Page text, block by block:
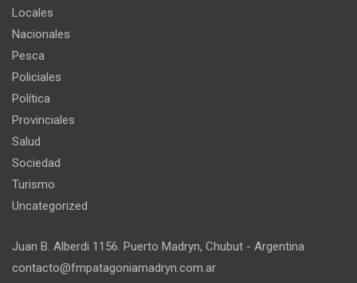
Locales
Nacionales
Pesca
Policiales
Política
Provinciales
Salud
Sociedad
Turismo
Uncategorized
Juan B. Alberdi 1156. Puerto Madryn, Chubut - Argentina
contacto@fmpatagoniamadryn.com.ar